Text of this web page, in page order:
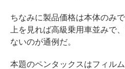
ちなみに製品価格は本体のみ
上を見れば高級乗用車並みで
ないのが通例だ。
本題のペンタックスはフィル